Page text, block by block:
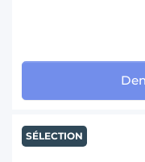
SÉLECTION